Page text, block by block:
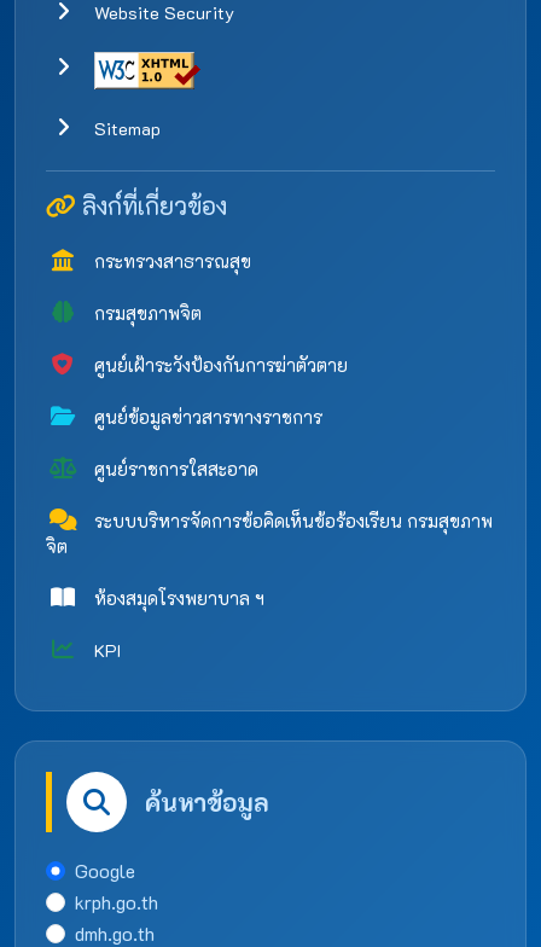
Website Security
Sitemap
ลิงก์ที่เกี่ยวข้อง
กระทรวงสาธารณสุข
กรมสุขภาพจิต
ศูนย์เฝ้าระวังป้องกันการฆ่าตัวตาย
ศูนย์ข้อมูลข่าวสารทางราชการ
ศูนย์ราชการใสสะอาด
ระบบบริหารจัดการข้อคิดเห็นข้อร้องเรียน กรมสุขภาพ
จิต
ห้องสมุดโรงพยาบาล ฯ
KPI
ค้นหาข้อมูล
Google
krph.go.th
dmh.go.th